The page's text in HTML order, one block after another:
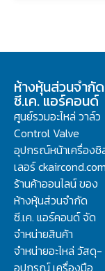
ห้างหุ้นส่วนจำกัด
ซี.เค. แอร์คอนด์
ศูนย์รวมอะไหล่ วาล์ว
Control Valve
อุปกรณ์หน้าเครื่องชิ
เลอร์ ckaircond.com
ร้านค้าออนไลน์ ของ
ห้างหุ้นส่วนจำกัด
ซี.เค. แอร์คอนด์ จัด
จำหน่ายสินค้า
จำหน่ายอะไหล่ วัสดุ-
อุปกรณ์ เครื่องมือ